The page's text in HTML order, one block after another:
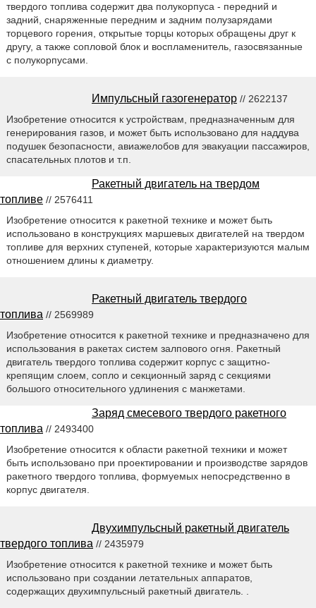
твердого топлива содержит два полукорпуса - передний и
задний, снаряженные передним и задним полузарядами
торцевого горения, открытые торцы которых обращены друг к
другу, а также сопловой блок и воспламенитель, газосвязанные
с полукорпусами.
Импульсный газогенератор // 2622137
Изобретение относится к устройствам, предназначенным для
генерирования газов, и может быть использовано для наддува
подушек безопасности, авиажелобов для эвакуации пассажиров,
спасательных плотов и т.п.
Ракетный двигатель на твердом
топливе // 2576411
Изобретение относится к ракетной технике и может быть
использовано в конструкциях маршевых двигателей на твердом
топливе для верхних ступеней, которые характеризуются малым
отношением длины к диаметру.
Ракетный двигатель твердого
топлива // 2569989
Изобретение относится к ракетной технике и предназначено для
использования в ракетах систем залпового огня. Ракетный
двигатель твердого топлива содержит корпус с защитно-
крепящим слоем, сопло и секционный заряд с секциями
большого относительного удлинения с манжетами.
Заряд смесевого твердого ракетного
топлива // 2493400
Изобретение относится к области ракетной техники и может
быть использовано при проектировании и производстве зарядов
ракетного твердого топлива, формуемых непосредственно в
корпус двигателя.
Двухимпульсный ракетный двигатель
твердого топлива // 2435979
Изобретение относится к ракетной технике и может быть
использовано при создании летательных аппаратов,
содержащих двухимпульсный ракетный двигатель. .